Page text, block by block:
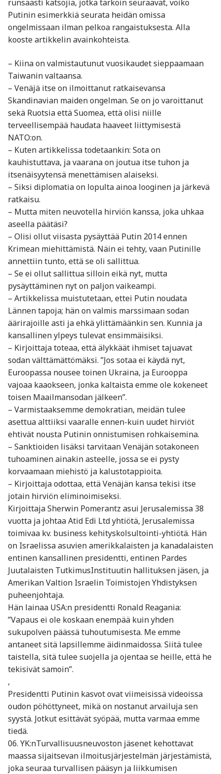
runsaasti katsojia, jotka tarkoin seuraavat, voiko
Putinin esimerkkiä seurata heidän omissa
ongelmissaan ilman pelkoa rangaistuksesta. Alla
kooste artikkelin avainkohteista.
– Kiina on valmistautunut vuosikaudet sieppaamaan
Taiwanin valtaansa.
– Venäjä itse on ilmoittanut ratkaisevansa
Skandinavian maiden ongelman. Se on jo varoittanut
sekä Ruotsia että Suomea, että olisi niille
terveellisempää haudata haaveet liittymisestä
NATO:on.
– Kuten artikkelissa todetaankin: Sota on
kauhistuttava, ja vaarana on joutua itse tuhon ja
itsenäisyytensä menettämisen alaiseksi.
– Siksi diplomatia on lopulta ainoa looginen ja järkevä
ratkaisu.
– Mutta miten neuvotella hirviön kanssa, joka uhkaa
aseella päätäsi?
– Olisi ollut viisasta pysäyttää Putin 2014 ennen
Krimean miehittämistä. Näin ei tehty, vaan Putinille
annettiin tunto, että se oli sallittua.
– Se ei ollut sallittua silloin eikä nyt, mutta
pysäyttäminen nyt on paljon vaikeampi.
– Artikkelissa muistutetaan, ettei Putin noudata
Lännen tapoja; hän on valmis marssimaan sodan
äärirajoille asti ja ehkä ylittämäänkin sen. Kunnia ja
kansallinen ylpeys tulevat ensimmäisiksi.
– Kirjoittaja toteaa, että älykkäät ihmiset tajuavat
sodan välttämättömäksi. ”Jos sotaa ei käydä nyt,
Euroopassa nousee toinen Ukraina, ja Eurooppa
vajoaa kaaokseen, jonka kaltaista emme ole kokeneet
toisen Maailmansodan jälkeen”.
– Varmistaaksemme demokratian, meidän tulee
asettua alttiiksi vaaralle ennen-kuin uudet hirviöt
ehtivät nousta Putinin onnistumisen rohkaisemina.
– Sanktioiden lisäksi tarvitaan Venäjän sotakoneen
tuhoaminen ainakin asteelle, jossa se ei pysty
korvaamaan miehistö ja kalustotappioita.
– Kirjoittaja odottaa, että Venäjän kansa tekisi itse
jotain hirviön eliminoimiseksi.
Kirjoittaja Sherwin Pomerantz asui Jerusalemissa 38
vuotta ja johtaa Atid Edi Ltd yhtiötä, Jerusalemissa
toimivaa kv. business kehityskolsultointi-yhtiötä. Hän
on Israelissa asuvien amerikkalaisten ja kanadalaisten
entinen kansallinen presidentti, entinen Pardes
Juutalaisten TutkimusInstituutin hallituksen jäsen, ja
Amerikan Valtion Israelin Toimistojen Yhdistyksen
puheenjohtaja.
Hän lainaa USA:n presidentti Ronald Reagania:
”Vapaus ei ole koskaan enempää kuin yhden
sukupolven päässä tuhoutumisesta. Me emme
antaneet sitä lapsillemme äidinmaidossa. Siitä tulee
taistella, sitä tulee suojella ja ojentaa se heille, että he
tekisivät samoin”.
,
Presidentti Putinin kasvot ovat viimeisissä videoissa
oudon pöhöttyneet, mikä on nostanut arvailuja sen
syystä. Jotkut esittävät syöpää, mutta varmaa emme
tiedä.
06. YK:nTurvallisuusneuvoston jäsenet kehottavat
maassa sijaitsevan ilmoitusjärjestelmän järjestämistä,
joka seuraa turvallisen pääsyn ja liikkumisen